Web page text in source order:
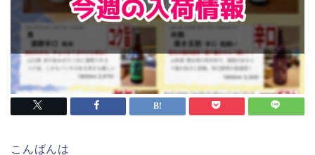
こんばんは